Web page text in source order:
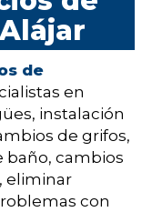
de
en
instalación
de grifos,
baño, cambios
eliminar
con